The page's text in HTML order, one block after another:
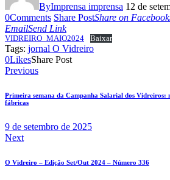
ByImprensa imprensa 12 de
0Comments Share PostShare on Facebook
EmailSend Link
VIDREIRO_MAIO2024 Baixar
Tags: jornal O Vidreiro
0LikesShare Post
Navegação
de
Post
Previous
Primeira semana da Campanha Salarial dos Vidreiros:
fábricas
9 de setembro de 2025
Next
O Vidreiro – Edição Set/Out 2024 – Número 336